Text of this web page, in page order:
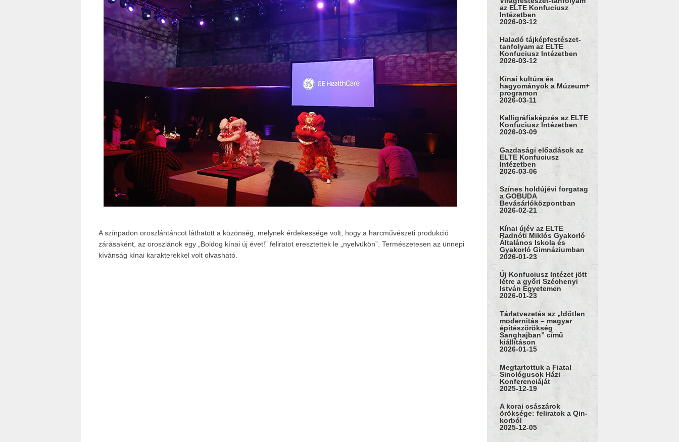
A színpadon oroszlántáncot láthatott a közönség, melynek érdekessége volt, hogy a harcművészeti produkció
zárásaként, az oroszlánok egy „Boldog kínai új évet!” feliratot eresztettek le „nyelvükön”. Természetesen az ünnepi
kívánság kínai karakterekkel volt olvasható.
az ELTE Konfuciusz
Intézetben
2026-03-12
Haladó tájképfestészet-
tanfolyam az ELTE
Konfuciusz Intézetben
2026-03-12
Kínai kultúra és
hagyományok a Múzeum+
programon
2026-03-11
Kalligráfiaképzés az ELTE
Konfuciusz Intézetben
2026-03-09
Gazdasági előadások az
ELTE Konfuciusz
Intézetben
2026-03-06
Színes holdújévi forgatag
a GOBUDA
Bevásárlóközpontban
2026-02-21
Kínai újév az ELTE
Radnóti Miklós Gyakorló
Általános Iskola és
Gyakorló Gimnáziumban
2026-01-23
Új Konfuciusz Intézet jött
létre a győri Széchenyi
István Egyetemen
2026-01-23
Tárlatvezetés az „Időtlen
modernitás – magyar
építészörökség
Sanghajban” című
kiállításon
2026-01-15
Megtartottuk a Fiatal
Sinológusok Házi
Konferenciáját
2025-12-19
A korai császárok
öröksége: feliratok a Qin-
korból
2025-12-05